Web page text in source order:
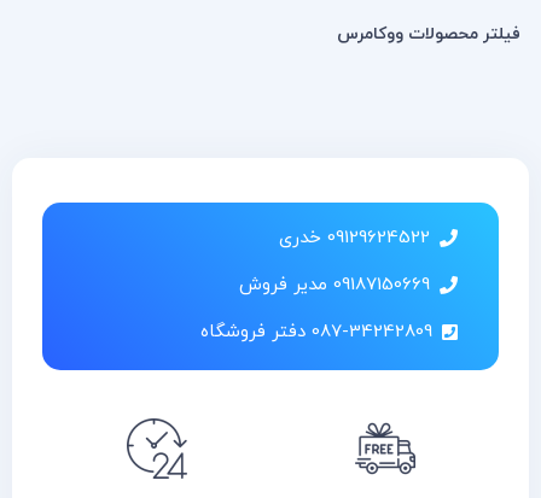
فیلتر محصولات ووکامرس
09129624522 خدری
09187150669 مدیر فروش
087-34242809 دفتر فروشگاه